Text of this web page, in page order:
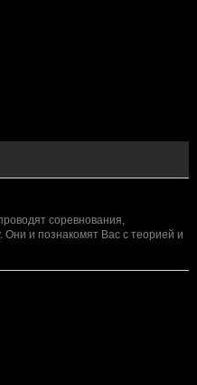
соревнования,
Они и познакомят Вас с теорией и